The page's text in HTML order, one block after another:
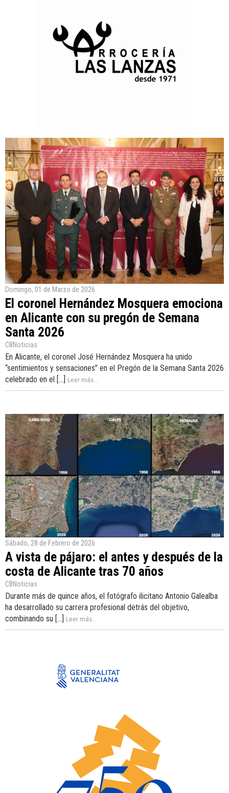
Domingo, 01 de Marzo de 2026
El coronel Hernández Mosquera emociona
en Alicante con su pregón de Semana
Santa 2026
CBNoticias
En Alicante, el coronel José Hernández Mosquera ha unido
“sentimientos y sensaciones” en el Pregón de la Semana Santa 2026
celebrado en el [...]
Leer más...
Sábado, 28 de Febrero de 2026
A vista de pájaro: el antes y después de la
costa de Alicante tras 70 años
CBNoticias
Durante más de quince años, el fotógrafo ilicitano Antonio Galealba
ha desarrollado su carrera profesional detrás del objetivo,
combinando su [...]
Leer más...